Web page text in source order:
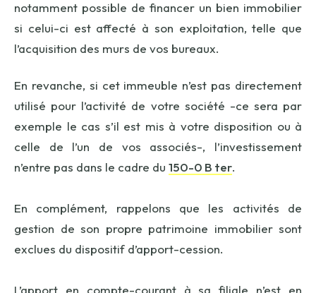
notamment possible de financer un bien immobilier
si celui-ci est affecté à son exploitation, telle que
l’acquisition des murs de vos bureaux.
En revanche, si cet immeuble n’est pas directement
utilisé pour l’activité de votre société -ce sera par
exemple le cas s’il est mis à votre disposition ou à
celle de l’un de vos associés-, l’investissement
n’entre pas dans le cadre du 150-0 B ter.
En complément, rappelons que les activités de
gestion de son propre patrimoine immobilier sont
exclues du dispositif d’apport-cession.
L’apport en compte-courant à sa filiale n’est en